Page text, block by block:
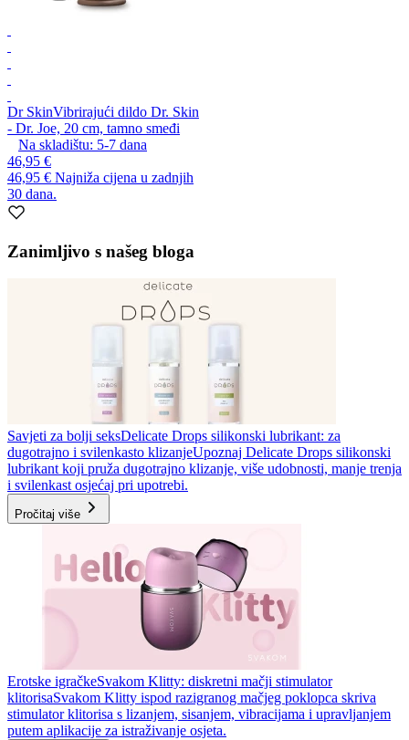
Dr SkinVibrirajući dildo Dr. Skin
- Dr. Joe, 20 cm, tamno smeđi
Na skladištu: 5-7 dana
46,95 €
46,95 € Najniža cijena u zadnjih
30 dana.
Zanimljivo s našeg bloga
Savjeti za bolji seksDelicate Drops silikonski lubrikant: za
dugotrajno i svilenkasto klizanjeUpoznaj Delicate Drops silikonski
lubrikant koji pruža dugotrajno klizanje, više udobnosti, manje trenja
i svilenkast osjećaj pri upotrebi.
Pročitaj više
Erotske igračkeSvakom Klitty: diskretni mačji stimulator
klitorisaSvakom Klitty ispod razigranog mačjeg poklopca skriva
stimulator klitorisa s lizanjem, sisanjem, vibracijama i upravljanjem
putem aplikacije za istraživanje osjeta.